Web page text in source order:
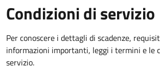
Condizioni di servizio
Per conoscere i dettagli di scadenze,
informazioni importanti, leggi i termini e le
servizio.